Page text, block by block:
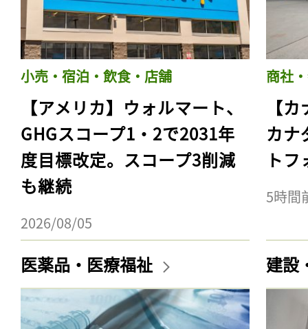
小売・宿泊・飲食・店舗
【アメリカ】ウォルマート、
GHGスコープ1・2で2031年
度目標改定。スコープ3削減
も継続
2026/08/05
商社
【
カナ
ト
5時間
医薬品・医療福祉 建設